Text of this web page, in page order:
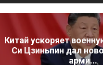
Китай ускоряет
Си Цзиньпин дал
арми...